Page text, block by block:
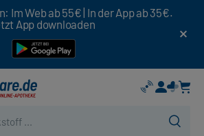
Im Web ab 55€ | In der App ab 35€.
App downloaden